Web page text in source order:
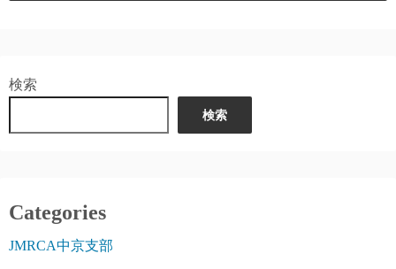
検索
検索
Categories
JMRCA中京支部